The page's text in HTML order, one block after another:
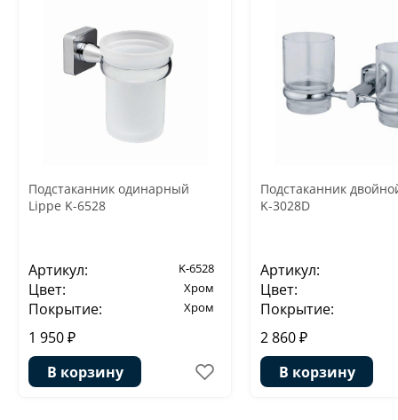
Подстаканник одинарный
Lippe K-6528
Артикул: K-6528
Цвет: Хром
Покрытие: Хром
1 950 ₽
В корзину
Подстаканник
K-3028D
Артикул:
Цвет:
Покрытие:
2 860 ₽
В корзину